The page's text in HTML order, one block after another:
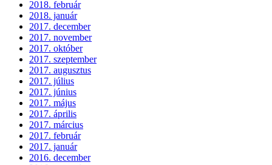
2018. február
2018. január
2017. december
2017. november
2017. október
2017. szeptember
2017. augusztus
2017. július
2017. június
2017. május
2017. április
2017. március
2017. február
2017. január
2016. december